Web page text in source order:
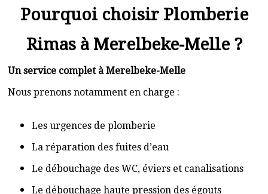
Pourquoi choisir Plomberie
Rimas à Merelbeke-Melle ?
Un service complet à Merelbeke-Melle
Nous prenons notamment en charge :
Les urgences de plomberie
La réparation des fuites d’eau
Le débouchage des WC, éviers et canalisations
Le débouchage haute pression des égouts